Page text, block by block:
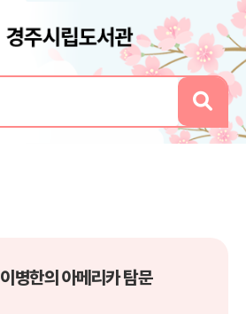
이병한의 아메리카 탐문